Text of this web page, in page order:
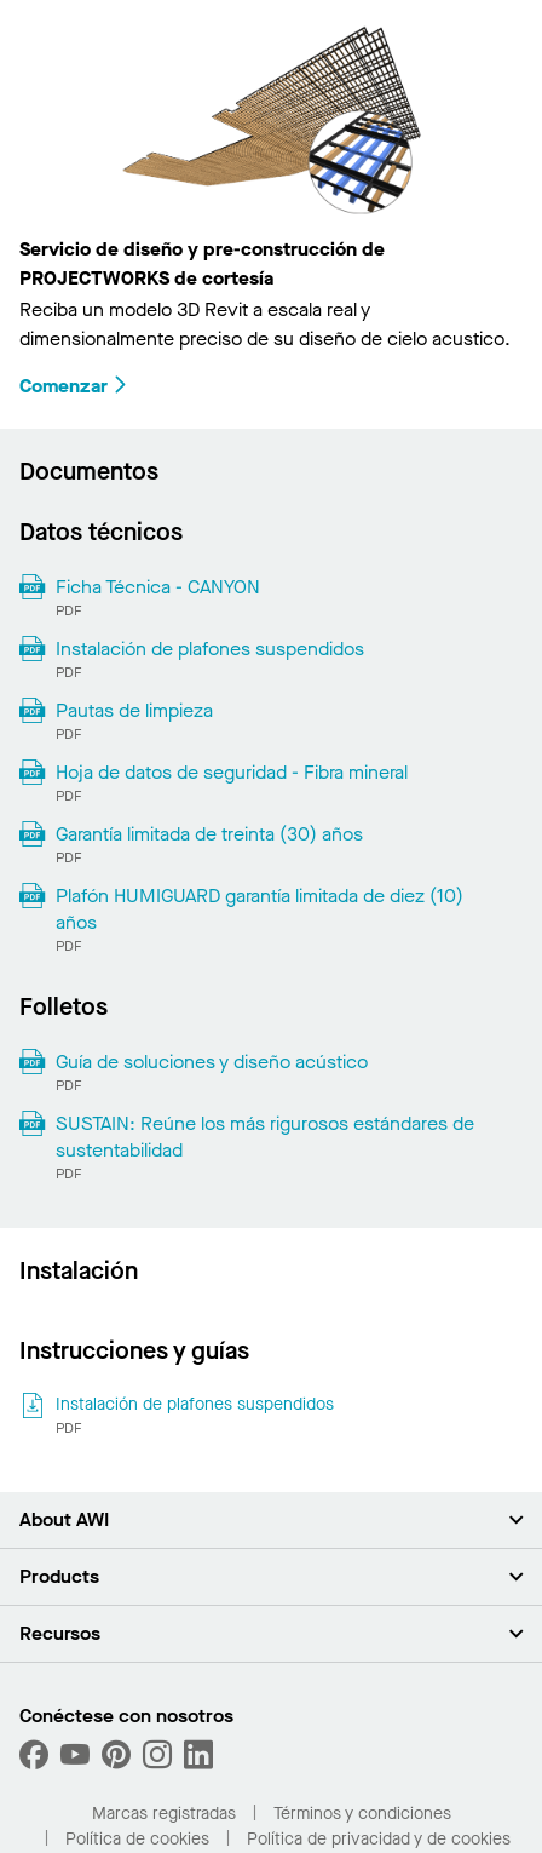
Servicio de diseño y pre-construcción de
PROJECTWORKS de cortesía
Reciba un modelo 3D Revit a escala real y
dimensionalmente preciso de su diseño de cielo acustico.
Comenzar
Documentos
Datos técnicos
Ficha Técnica - CANYON
PDF
Instalación de plafones suspendidos
PDF
Pautas de limpieza
PDF
Hoja de datos de seguridad - Fibra mineral
PDF
Garantía limitada de treinta (30) años
PDF
Plafón HUMIGUARD garantía limitada de diez (10)
años
PDF
Folletos
Guía de soluciones y diseño acústico
PDF
SUSTAIN: Reúne los más rigurosos estándares de
sustentabilidad
PDF
Instalación
Instrucciones y guías
Instalación de plafones suspendidos
PDF
About AWI
Acerca de nosotros
Sala de prensa
¿Cuáles son mis opciones de compra?
Products
Plafones
Capacidades personalizadas
Desempeño
Recursos
Buscar un distribuidor
Solicitar muestras
Compre en línea con Kanopi
Para el hogar
Conéctese con nosotros
Marcas registradas
Términos y condiciones
Política de cookies
Política de privacidad y de cookies